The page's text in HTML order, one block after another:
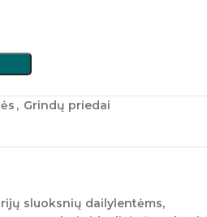
, Grindų priedai
sluoksnių dailylentėms,